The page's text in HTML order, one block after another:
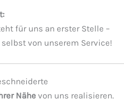
für uns an erster Stelle –
von unserem Service!
Nähe von uns realisieren.